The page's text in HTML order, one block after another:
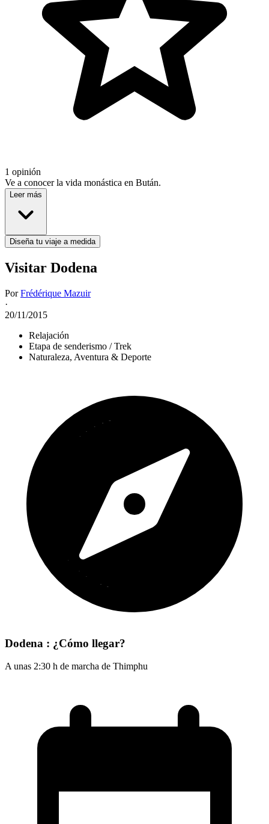
1 opinión
Ve a conocer la vida monástica en Bután.
Leer más
Diseña tu viaje a medida
Visitar Dodena
PorFrédérique Mazuir
·
20/11/2015
Relajación
Etapa de senderismo / Trek
Naturaleza, Aventura & Deporte
Dodena : ¿Cómo llegar?
A unas 2:30 h de marcha de Thimphu